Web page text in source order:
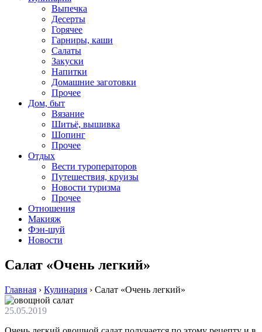
Выпечка
Десерты
Горячее
Гарниры, каши
Салаты
Закуски
Напитки
Домашние заготовки
Прочее
Дом, быт
Вязание
Шитьё, вышивка
Шопинг
Прочее
Отдых
Вести туроператоров
Путешествия, круизы
Новости туризма
Прочее
Отношения
Макияж
Фэн-шуй
Новости
Салат «Очень легкий»
Главная › Кулинария › Салат «Очень легкий»
25.05.2019